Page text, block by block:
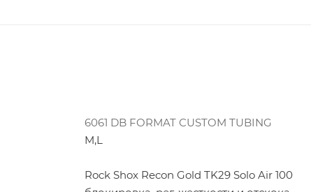
6061 DB FORMAT CUSTOM TUBING
M,L
Rock Shox Recon Gold TK29 Solo Air 100